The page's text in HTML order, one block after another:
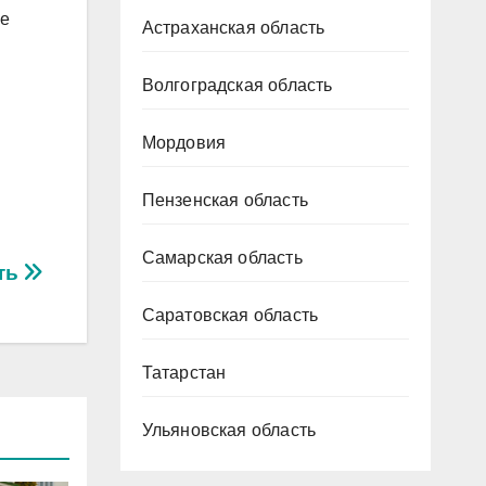
Астраханская область
Волгоградская область
Мордовия
Пензенская область
Самарская область
Саратовская область
Татарстан
Ульяновская область